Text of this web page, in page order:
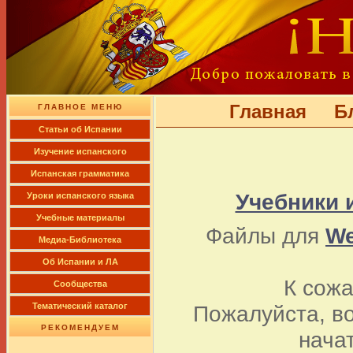
ГЛАВНОЕ МЕНЮ
Cтатьи об Испании
Изучение испанского
Испанская грамматика
Уроки испанского языка
Учебные материалы
Медиа-Библиотека
Об Испании и ЛА
Сообщества
Тематический каталог
РЕКОМЕНДУЕМ
Главная
Учебники
Файлы для
К
Пожалуйста,